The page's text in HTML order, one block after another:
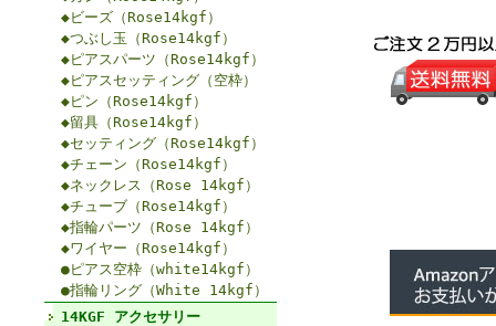
◆ビーズ（Rose14kgf）
◆つぶし玉（Rose14kgf）
◆ピアスパーツ（Rose14kgf）
◆ピアスセッティング（空枠）
◆ピン（Rose14kgf）
◆留具（Rose14kgf）
◆セッティング（Rose14kgf）
◆チェーン（Rose14kgf）
◆ネックレス（Rose 14kgf）
◆チューブ（Rose14kgf）
◆指輪パーツ（Rose 14kgf）
◆ワイヤー（Rose14kgf）
●ピアス空枠（white14kgf）
●指輪リング（White 14kgf）
14KGF アクセサリー